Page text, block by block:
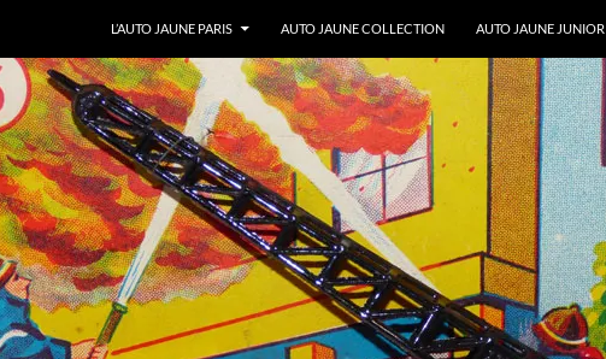
L’AUTO JAUNE PARIS
AUTO JAUNE COLLECTION AUTO JAUNE JUNIOR